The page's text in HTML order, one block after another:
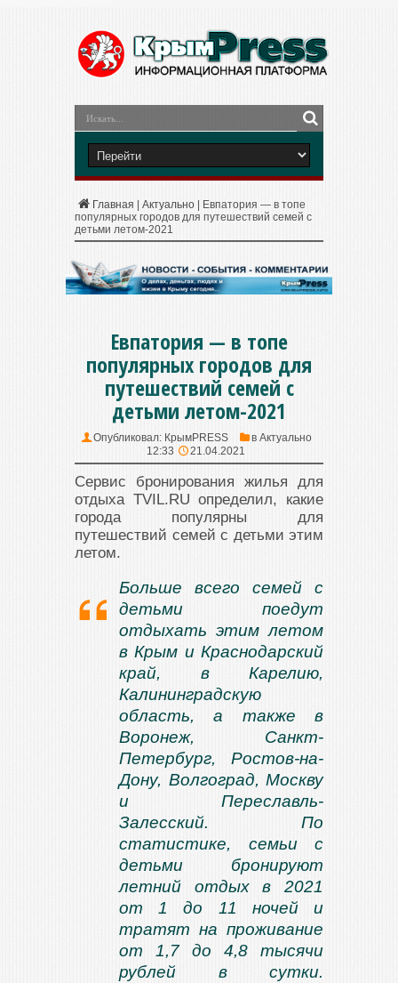
Главная Актуально
Евпатория — в топе
популярных городов для путешествий семей с
детьми летом-2021
Евпатория — в топе
популярных городов для
путешествий семей с
детьми летом-2021
Опубликовал: КрымPRESS в Актуально
12:33
21.04.2021
Сервис бронирования жилья для
отдыха TVIL.RU определил, какие
города популярны для
путешествий семей с детьми этим
летом.
Больше всего семей с
детьми поедут
отдыхать этим летом
в Крым и Краснодарский
край, в Карелию,
Калининградскую
область, а также в
Воронеж, Санкт-
Петербург, Ростов-на-
Дону, Волгоград, Москву
и Переславль-
Залесский. По
статистике, семьи с
детьми бронируют
летний отдых в 2021
от 1 до 11 ночей и
тратят на проживание
от 1,7 до 4,8 тысячи
рублей в сутки.